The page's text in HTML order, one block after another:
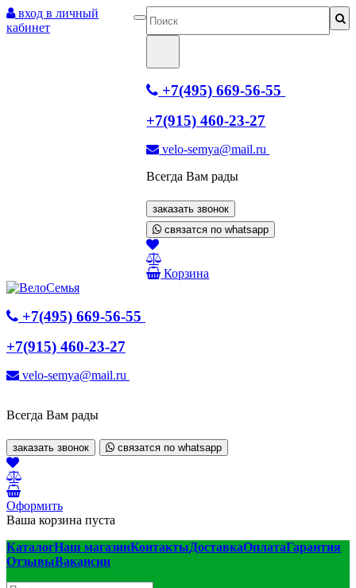
вход в личный
кабинет
+7(495) 669-56-55
+7(915) 460-23-27
velo-semya@mail.ru
Всегда Вам рады
заказать звонок
связатся по whatsapp
Корзина
+7(495) 669-56-55
+7(915) 460-23-27
velo-semya@mail.ru
Всегда Вам рады
заказать звонок связатся по whatsapp
Оформить
Ваша корзина пуста
КаталогНаш магазинКонтактыДоставкаОплатаГарантия
ОтзывыВакансии